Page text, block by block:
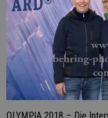
OLYMPIA 2018 – Die